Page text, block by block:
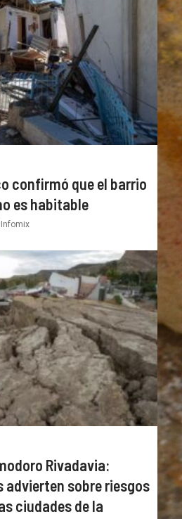
confirmó que el barrio
es habitable
Infomix
Rivadavia:
sobre riesgos
ciudades de la